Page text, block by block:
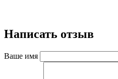
Написать отзыв
Ваше имя